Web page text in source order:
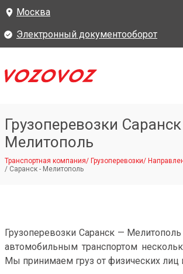
Москва
Электронный документооборот
Грузоперевозки
Мелитополь
Транспортная компания/ Грузоперевозки/
/ Саранск - Мелитополь
Грузоперевозки Саранск —
автомобильным транспортом
Мы принимаем груз от физических лиц